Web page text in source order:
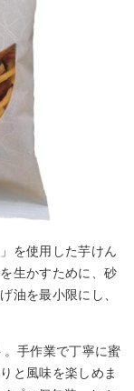
を使用した芋けん
生かすために、砂
油を最小限にし、
手作業で丁寧に蜜
と風味を楽しめま